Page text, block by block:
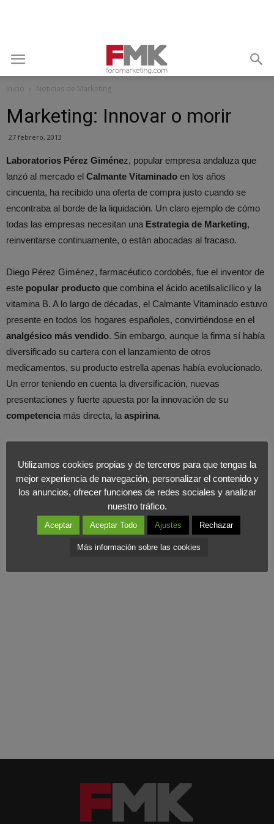
Inicio Noticias de Marketing
Marketing: Innovar o morir
27 febrero, 2013
Laboratorios Pérez Giménez, popular empresa andaluza que
lanzó al mercado el Calmante Vitaminado en los años
cincuenta, ha recibido una oferta de compra justo cuando se
encontraba al borde de la liquidación. Un claro ejemplo de cómo
todas las empresas necesitan una Estrategia de Marketing,
reinventarse continuamente, o están abocadas al fracaso.
Diego Pérez Giménez, farmacéutico cordobés, fue el inventor de
este popular producto que combina el ácido acetilsalicílico y la
vitamina B. A lo largo de décadas, el Calmante Vitaminado estuvo
presente en todos los hogares españoles, convirtiéndose en el
analgésico más vendido. Sin embargo, aunque la firma sí había
diversificado su cartera con el lanzamiento de otros
medicamentos, su producto estrella apenas había evolucionado.
Un error teniendo en cuenta la diversificación, nuevas
presentaciones y fuerte apuesta por la innovación de su
competencia más directa, la aspirina.
acreedores, ha recibido unaofertaque contempla la asunción de
una deuda de 25 millones de euros, la inversión de 2,5 millones
de euros en maquinaria y una ampliación de capital ‘inmediata’ de
2,5 millones de euros. Todo unrevulsivo económico
ir acompañado de una adecuada
Estrategia de Marketing
alcanzar los frutos esperados.
Utilizamos cookies propias y de terceros para que tengas la
mejor experiencia de navegación, personalizar el contenido y
los anuncios, ofrecer funciones de redes sociales y analizar
nuestro tráfico.
Aceptar Aceptar Todo Ajustes Rechazar
Más información sobre las cookies